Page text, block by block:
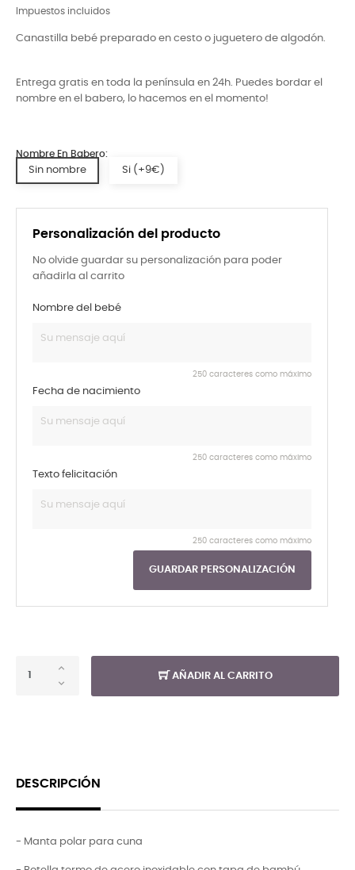
Impuestos incluidos
Canastilla bebé preparado en cesto o juguetero de algodón.
Entrega gratis en toda la península en 24h. Puedes bordar el
nombre en el babero, lo hacemos en el momento!
Personalización del producto
No olvide guardar su personalización para poder
añadirla al carrito
Nombre del bebé
250 caracteres como máximo
Fecha de nacimiento
250 caracteres como máximo
Texto felicitación
250 caracteres como máximo
GUARDAR PERSONALIZACIÓN
Nombre En Babero:
Sin nombre Si (+9€)
AÑADIR AL CARRITO
DESCRIPCIÓN
- Manta polar para cuna